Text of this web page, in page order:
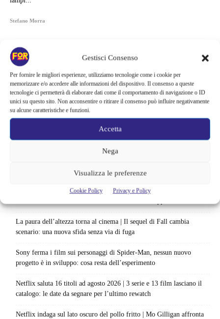
Gestisci Consenso
Per fornire le migliori esperienze, utilizziamo tecnologie come i cookie per
memorizzare e/o accedere alle informazioni del dispositivo. Il consenso a queste
tecnologie ci permetterà di elaborare dati come il comportamento di navigazione o ID
unici su questo sito. Non acconsentire o ritirare il consenso può influire negativamente
su alcune caratteristiche e funzioni.
Accetta
Nega
Visualizza le preferenze
Cookie Policy Privacy e Policy
Stefano Morra
La bocca del diavolo arriva su Prime Video, squali e claustrofobia nel
La paura dell’altezza torna al cinema | Il sequel di Fall cambia
scenario: una nuova sfida senza via di fuga
Sony ferma i film sui personaggi di Spider-Man, nessun nuovo
progetto è in sviluppo: cosa resta dell’esperimento
Netflix saluta 16 titoli ad agosto 2026 | 3 serie e 13 film lasciano il
catalogo: le date da segnare per l’ultimo rewatch
Netflix indaga sul lato oscuro del pollo fritto | Mo Gilligan affronta